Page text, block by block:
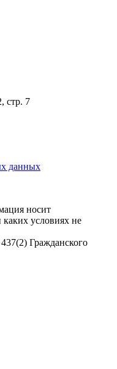
стр. 7
данных
носит
условиях не
Гражданского